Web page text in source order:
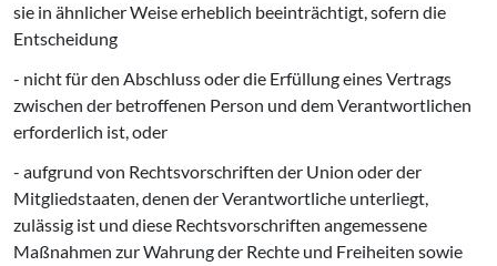
sie in ähnlicher Weise erheblich beeinträchtigt, sofern die
Entscheidung
- nicht für den Abschluss oder die Erfüllung eines Vertrags
zwischen der betroffenen Person und dem Verantwortlichen
erforderlich ist, oder
- aufgrund von Rechtsvorschriften der Union oder der
Mitgliedstaaten, denen der Verantwortliche unterliegt,
zulässig ist und diese Rechtsvorschriften angemessene
Maßnahmen zur Wahrung der Rechte und Freiheiten sowie